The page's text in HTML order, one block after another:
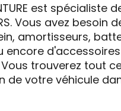
est spécialiste
Vous avez besoin
amortisseurs,
encore
trouverez tout
de votre véhicule